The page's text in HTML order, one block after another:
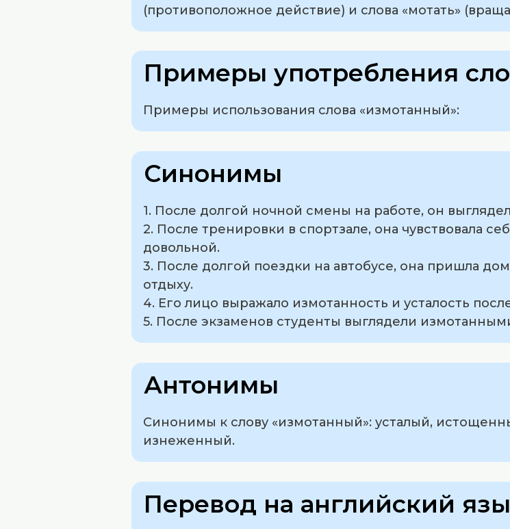
(противоположное действие) и слова «мотать»
Примеры употребления
Примеры использования слова «измотанный»:
Синонимы
1. После долгой ночной смены на работе, он
2. После тренировки в спортзале, она чувствовала
довольной.
3. После долгой поездки на автобусе, она пришла
отдыху.
4. Его лицо выражало измотанность и усталость
5. После экзаменов студенты выглядели
Антонимы
Синонимы к слову «измотанный»: усталый,
изнеженный.
Перевод на английский